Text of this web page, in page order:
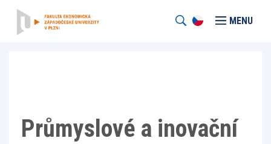
MENU
Průmyslové a inovační